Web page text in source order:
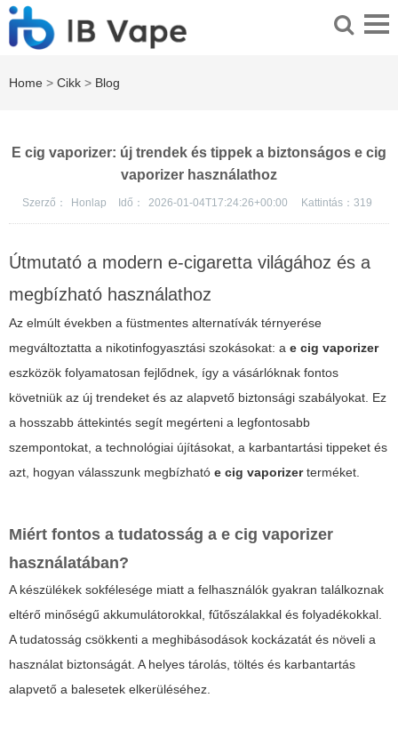
Home > Cikk > Blog
E cig vaporizer: új trendek és tippek a biztonságos e cig
vaporizer használathoz
Szerző： Honlap Idő： 2026-01-04T17:24:26+00:00 Kattintás： 319
Útmutató a modern e-cigaretta világához és a
megbízható használathoz
Az elmúlt években a füstmentes alternatívák térnyerése
megváltoztatta a nikotinfogyasztási szokásokat: a e cig vaporizer
eszközök folyamatosan fejlődnek, így a vásárlóknak fontos
követniük az új trendeket és az alapvető biztonsági szabályokat. Ez
a hosszabb áttekintés segít megérteni a legfontosabb
szempontokat, a technológiai újításokat, a karbantartási tippeket és
azt, hogyan válasszunk megbízható e cig vaporizerterméket.
Miért fontos a tudatosság a e cig vaporizer
használatában?
A készülékek sokfélesége miatt a felhasználók gyakran találkoznak
eltérő minőségű akkumulátorokkal, fűtőszálakkal és folyadékokkal.
A tudatosság csökkenti a meghibásodások kockázatát és növeli a
használat biztonságát. A helyes tárolás, töltés és karbantartás
alapvető a balesetek elkerüléséhez.